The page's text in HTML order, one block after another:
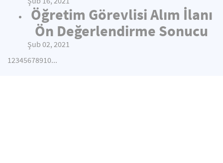
Öğretim Görevlisi Alım İlanı
Ön Değerlendirme Sonucu
Şub 02, 2021
12345678910...